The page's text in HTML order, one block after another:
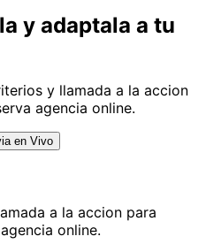
y adaptala a tu
y llamada a la accion
agencia online.
en Vivo
a la accion para
online.